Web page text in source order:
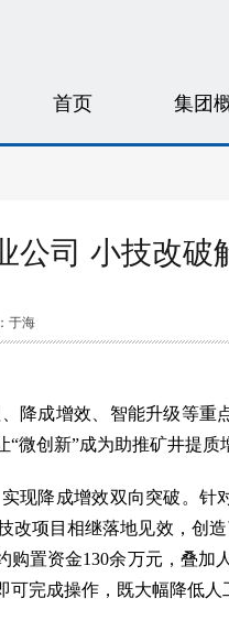
首页 集团
公司 小技改
于海
降成增效、智能升级等
创新”成为助推矿井提质
现降成增效双向突破。
项目相继落地见效，创
置资金130余万元，叠
完成操作，既大幅降低